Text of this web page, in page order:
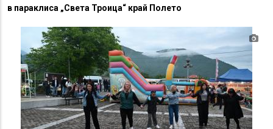
в параклиса „Света Троица“ край Полето